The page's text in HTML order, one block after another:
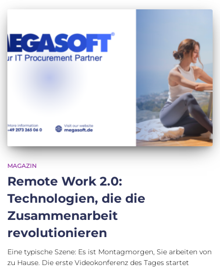
MAGAZIN
Remote Work 2.0:
Technologien, die die
Zusammenarbeit
revolutionieren
Eine typische Szene: Es ist Montagmorgen, Sie arbeiten von
zu Hause. Die erste Videokonferenz des Tages startet